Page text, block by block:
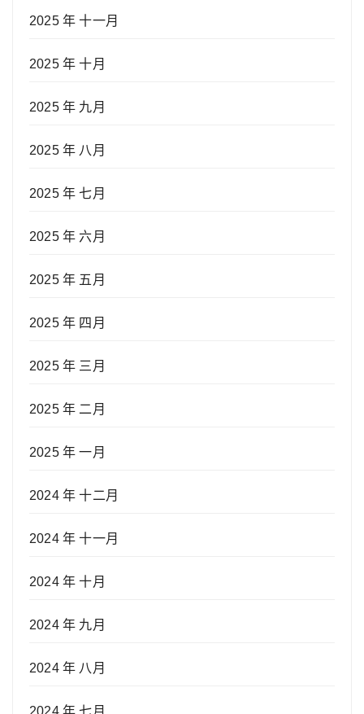
2025 年 十一月
2025 年 十月
2025 年 九月
2025 年 八月
2025 年 七月
2025 年 六月
2025 年 五月
2025 年 四月
2025 年 三月
2025 年 二月
2025 年 一月
2024 年 十二月
2024 年 十一月
2024 年 十月
2024 年 九月
2024 年 八月
2024 年 七月